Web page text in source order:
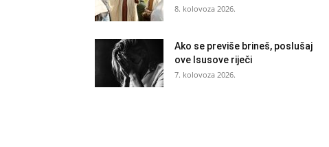
8. kolovoza 2026.
Ako se previše brineš, poslušaj
ove Isusove riječi
7. kolovoza 2026.